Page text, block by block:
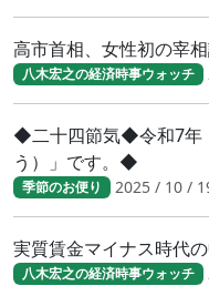
高市首相、女性初の宰
八木宏之の経済時事ウォッチ
◆二十四節気◆令和7年
う）」です。◆
季節のお便り 2025 / 10 /
実質賃金マイナス時代
八木宏之の経済時事ウォッチ